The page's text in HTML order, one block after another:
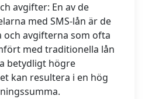
avgifter: En av de
med SMS-lån är de
och avgifterna som ofta
med traditionella lån
betydligt högre
kan resultera i en hög